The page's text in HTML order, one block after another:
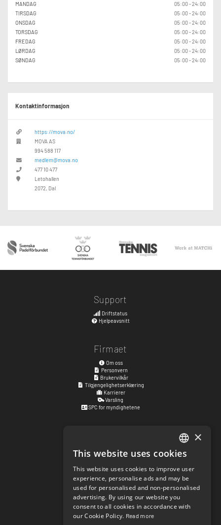
MANDAG
05:00 - 24:00
TIRSDAG
05:00 - 24:00
ONSDAG
05:00 - 24:00
TORSDAG
05:00 - 24:00
FREDAG
05:00 - 24:00
LØRDAG
05:00 - 24:00
SØNDAG
05:00 - 24:00
Kontaktinformasjon
https://mova.no/
MOVA AS
994 588 117
medlem@mova.no
477 10 477
Letohallen
2072, Dal
Support
Driftstatus
Hjelpeavsnitt
Firmaet
Om oss
Personvern
Brukervilkår
Tilgjengelighetserklæring
Karrierer
Varsling
SPC for myndighetene
Kyrkogatan 17
411 15Göteborg,Sverige
Sosiale lenker
facebook.com/matchisports
instagram.com/matchisports
MATCHi blog
ENGLISH
SWEDISH
NORWEGIAN
DANISH
×
This website uses cookies
This website uses cookies to improve user
experience, personalise ads and may be
used for personalised and non-personalised
advertising. By using our website you
consent to all cookies in accordance with
our Cookie Policy. Read more